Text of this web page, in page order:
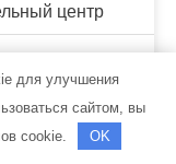
центр
для улучшения
сайтом, вы
cookie.
OK